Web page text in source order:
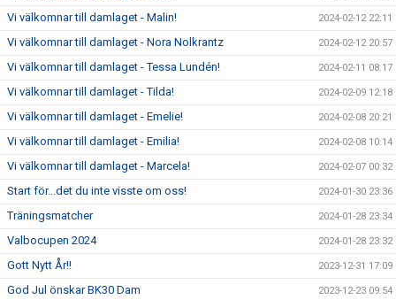
Vi välkomnar till damlaget - Malin! 2024-02-12 22:11
Vi välkomnar till damlaget - Nora Nolkrantz 2024-02-12 20:57
Vi välkomnar till damlaget - Tessa Lundén! 2024-02-11 08:17
Vi välkomnar till damlaget - Tilda! 2024-02-09 12:18
Vi välkomnar till damlaget - Emelie! 2024-02-08 20:21
Vi välkomnar till damlaget - Emilia! 2024-02-08 10:14
Vi välkomnar till damlaget - Marcela! 2024-02-07 00:32
Start för...det du inte visste om oss! 2024-01-30 23:36
Träningsmatcher 2024-01-28 23:34
Valbocupen 2024 2024-01-28 23:32
Gott Nytt År!! 2023-12-31 17:09
God Jul önskar BK30 Dam 2023-12-23 09:54